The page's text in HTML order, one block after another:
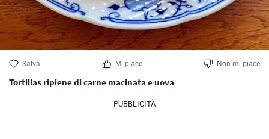
Salva Mi piace Non mi piace
Tortillas ripiene di carne macinata e uova
PUBBLICITÀ